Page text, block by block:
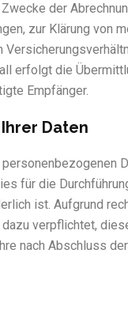
der
zur Klärung von
erfolgt die
Empfänger.
Daten
für die
ist. Aufgrund
verpflichtet,
nach Abschluss